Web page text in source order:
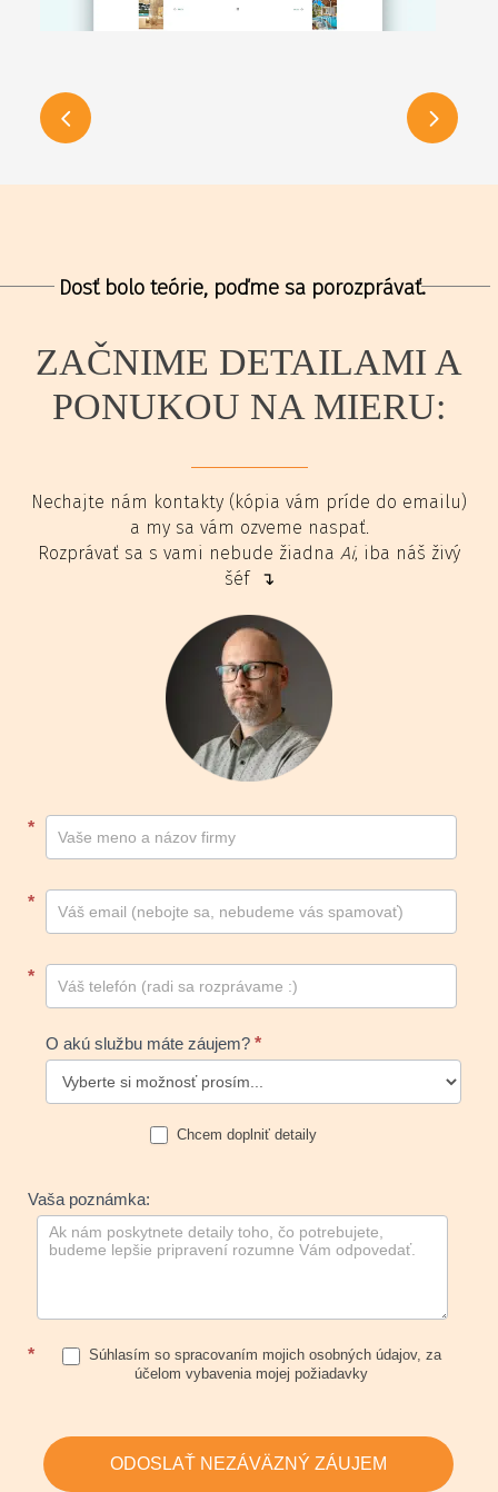
Dosť bolo teórie, poďme sa porozprávať.
ZAČNIME DETAILAMI A
PONUKOU NA MIERU:
Nechajte nám kontakty (kópia vám príde do emailu)
a my sa vám ozveme naspať.
Rozprávať sa s vami nebude žiadna Ai, iba náš živý
šéf ↴
Kontakt
footer
*
*
*
O akú službu máte záujem? *
Chcem doplniť detaily
Vaša poznámka:
*
Súhlasím so spracovaním mojich osobných údajov, za
účelom vybavenia mojej požiadavky
ODOSLAŤ NEZÁVÄZNÝ ZÁUJEM